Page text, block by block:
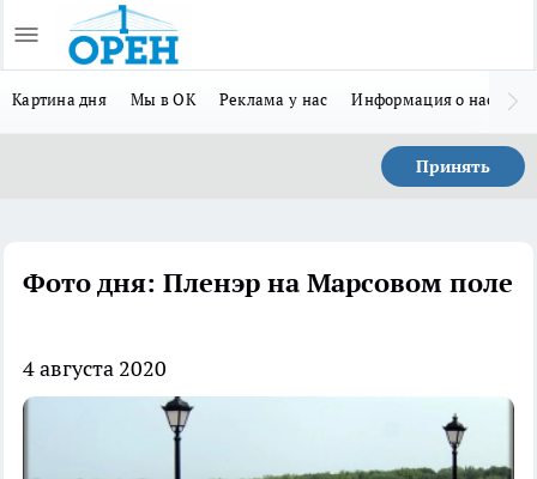
Картина дня Мы в ОК Реклама у нас Информация о нас
Принять
Фото дня: Пленэр на Марсовом поле
4 августа 2020